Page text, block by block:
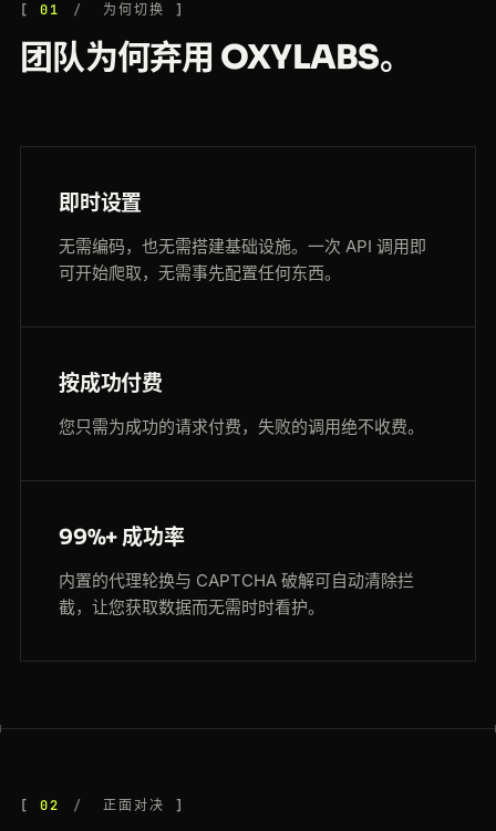
01 为何切换
团队为何弃用 OXYLABS。
即时设置
无需编码，也无需搭建基础设施。一次 API 调用即
可开始爬取，无需事先配置任何东西。
按成功付费
您只需为成功的请求付费，失败的调用绝不收费。
99%+ 成功率
内置的代理轮换与 CAPTCHA 破解可自动清除拦
截，让您获取数据而无需时时看护。
02 正面对决